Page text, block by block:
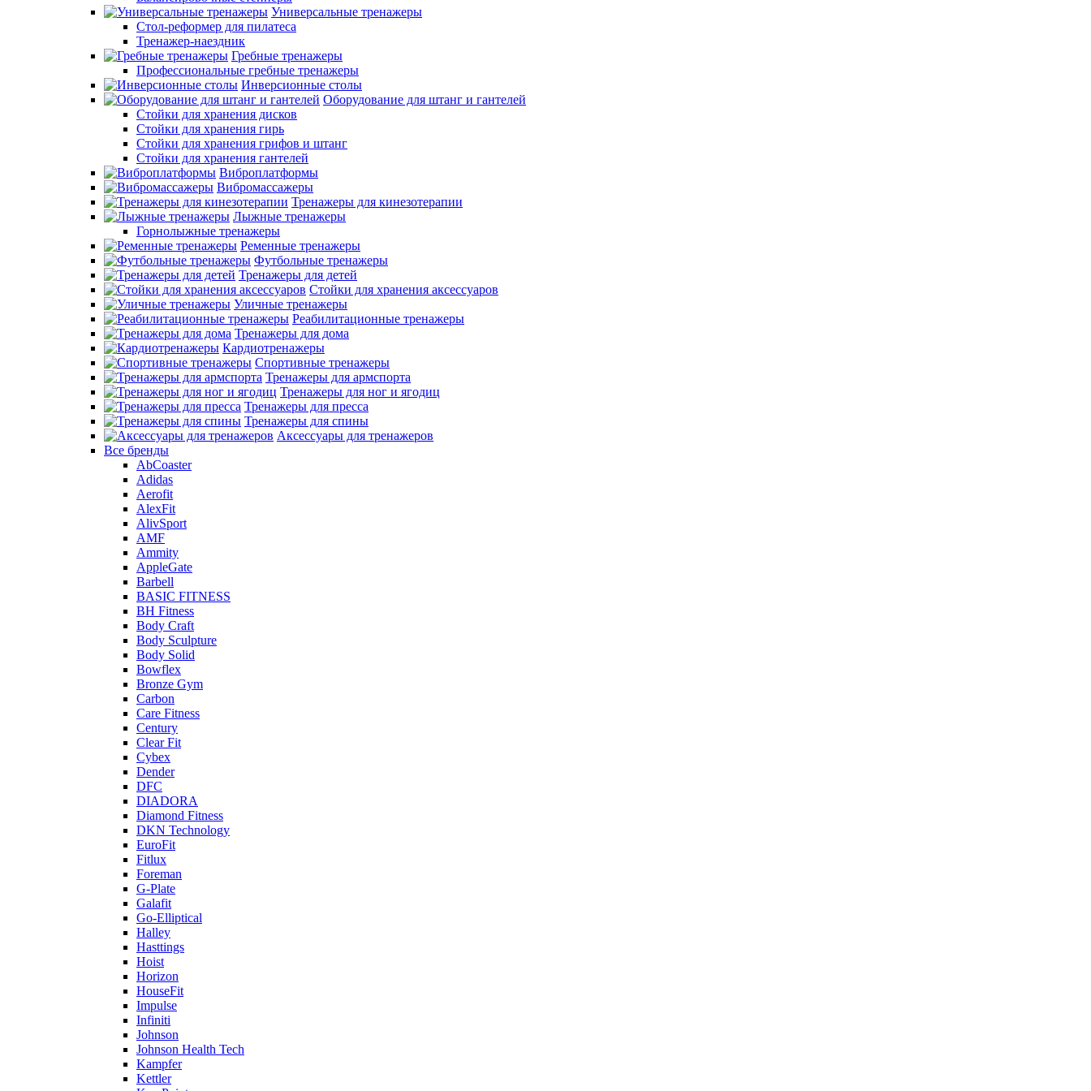
Универсальные тренажеры
Стол-реформер для пилатеса
Тренажер-наездник
Гребные тренажеры
Профессиональные гребные тренажеры
Инверсионные столы
Оборудование для штанг и гантелей
Стойки для хранения дисков
Стойки для хранения гирь
Стойки для хранения грифов и штанг
Стойки для хранения гантелей
Виброплатформы
Вибромассажеры
Тренажеры для кинезотерапии
Лыжные тренажеры
Горнолыжные тренажеры
Ременные тренажеры
Футбольные тренажеры
Тренажеры для детей
Стойки для хранения аксессуаров
Уличные тренажеры
Реабилитационные тренажеры
Тренажеры для дома
Кардиотренажеры
Спортивные тренажеры
Тренажеры для армспорта
Тренажеры для ног и ягодиц
Тренажеры для пресса
Тренажеры для спины
Аксессуары для тренажеров
Все бренды
AbCoaster
Adidas
Aerofit
AlexFit
AlivSport
AMF
Ammity
AppleGate
Barbell
BASIC FITNESS
BH Fitness
Body Craft
Body Sculpture
Body Solid
Bowflex
Bronze Gym
Carbon
Care Fitness
Century
Clear Fit
Cybex
Dender
DFC
DIADORA
Diamond Fitness
DKN Technology
EuroFit
Fitlux
Foreman
G-Plate
Galafit
Go-Elliptical
Halley
Hasttings
Hoist
Horizon
HouseFit
Impulse
Infiniti
Johnson
Johnson Health Tech
Kampfer
Kettler